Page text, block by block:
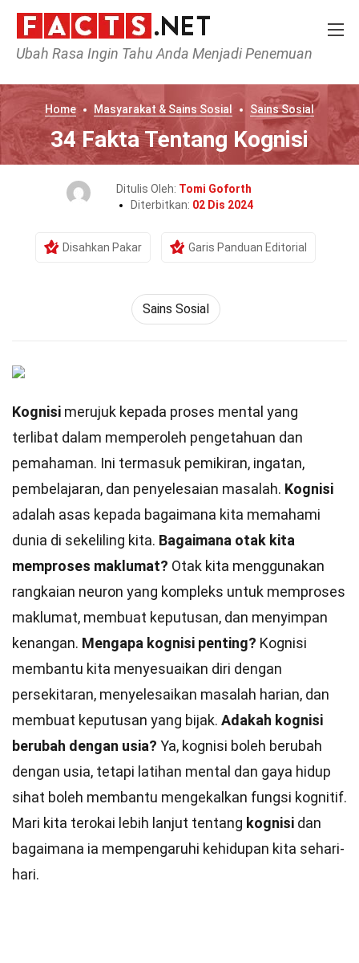
Ubah Rasa Ingin Tahu Anda Menjadi Penemuan
Home Masyarakat & Sains Sosial Sains Sosial
34 Fakta Tentang Kognisi
Ditulis Oleh: Tomi Goforth
Diterbitkan: 02 Dis 2024
Disahkan Pakar Garis Panduan Editorial
Sains Sosial
Kognisi merujuk kepada proses mental yang
terlibat dalam memperoleh pengetahuan dan
pemahaman. Ini termasuk pemikiran, ingatan,
pembelajaran, dan penyelesaian masalah. Kognisi
adalah asas kepada bagaimana kita memahami
dunia di sekeliling kita. Bagaimana otak kita
memproses maklumat? Otak kita menggunakan
rangkaian neuron yang kompleks untuk memproses
maklumat, membuat keputusan, dan menyimpan
kenangan. Mengapa kognisi penting? Kognisi
membantu kita menyesuaikan diri dengan
persekitaran, menyelesaikan masalah harian, dan
membuat keputusan yang bijak. Adakah kognisi
berubah dengan usia? Ya, kognisi boleh berubah
dengan usia, tetapi latihan mental dan gaya hidup
sihat boleh membantu mengekalkan fungsi kognitif.
Mari kita terokai lebih lanjut tentang kognisi dan
bagaimana ia mempengaruhi kehidupan kita sehari-
hari.